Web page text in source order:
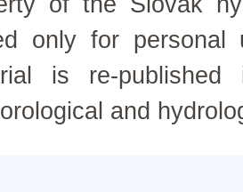
only for personal
is re-
and